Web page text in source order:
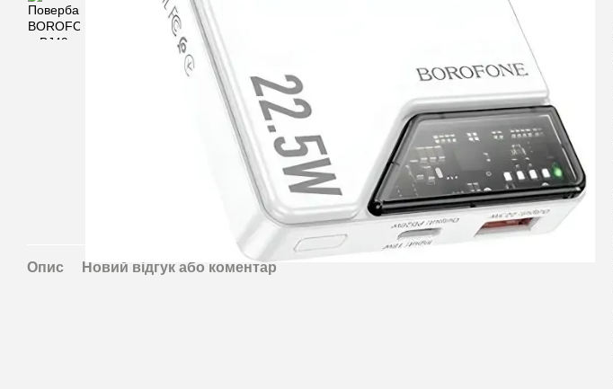
Опис Новий відгук або коментар